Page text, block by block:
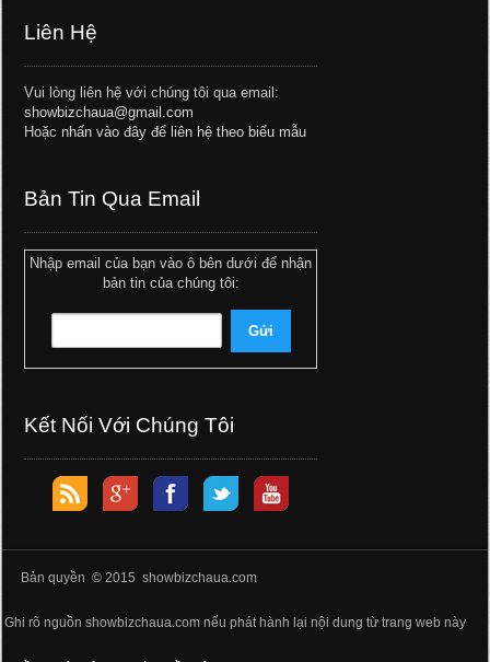
Liên Hệ
Vui lòng liên hệ với chúng tôi qua email:
showbizchaua@gmail.com
Hoặc nhấn vào đây để liên hệ theo biểu mẫu
Bản Tin Qua Email
Nhập email của bạn vào ô bên dưới để nhận
bản tin của chúng tôi:
Kết Nối Với Chúng Tôi
Bản quyền © 2015 showbizchaua.com
Ghi rõ nguồn showbizchaua.com nếu phát hành lại nội dung từ trang web này